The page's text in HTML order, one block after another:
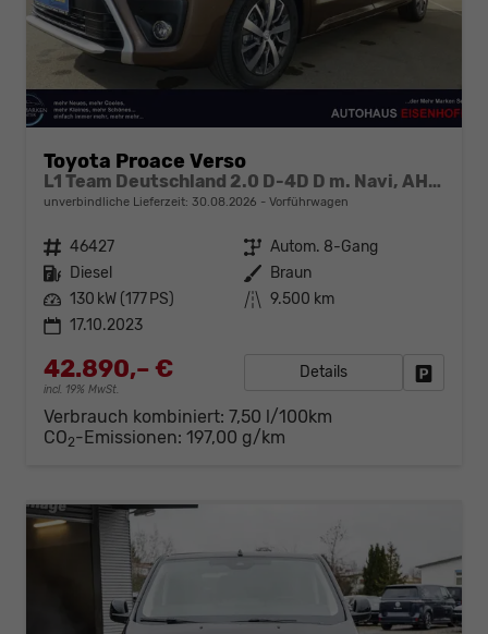
Toyota Proace Verso
L1 Team Deutschland 2.0 D-4D D m. Navi, AHK...
unverbindliche Lieferzeit: 30.08.2026 Vorführwagen
Fahrzeugnr. 46427 Getriebe Autom. 8-Gang
Kraftstoff Diesel Außenfarbe Braun
Leistung 130 kW (177 PS) Kilometerstand 9.500 km
17.10.2023
42.890,– €
incl. 19% MwSt.
Details
Verbrauch kombiniert: 7,50 l/100km
CO2-Emissionen: 197,00 g/km